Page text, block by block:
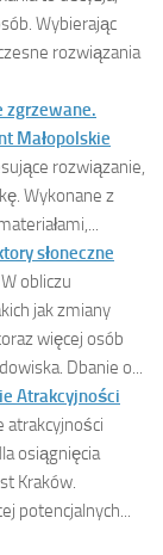
Wybierając
rozwiązania
zgrzewane.
Małopolskie
rozwiązanie,
Wykonane z
słoneczne
W obliczu
jak zmiany
więcej osób
Dbanie o...
Atrakcyjności
atrakcyjności
osiągnięcia
Kraków.
potencjalnych...